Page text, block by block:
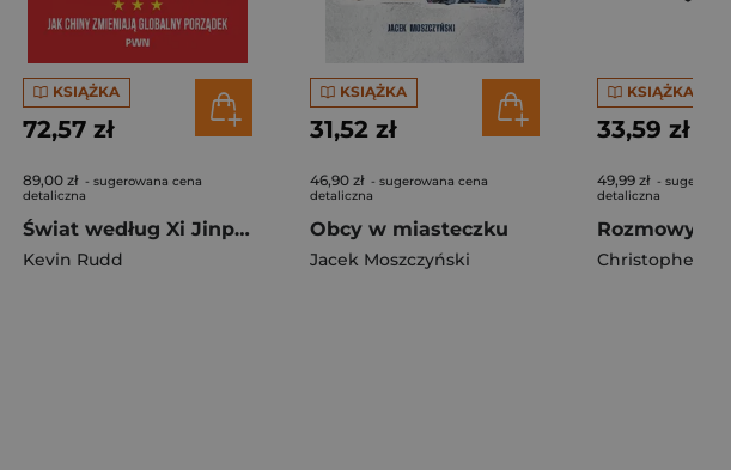
KSIĄŻKA
72,57 zł
89,00 zł - sugerowana cena
detaliczna
Świat według Xi Jinpinga. Jak Chiny zmieniają globalny porządek
Kevin Rudd
KSIĄŻKA
31,52 zł
46,90 zł - sugerowana cena
detaliczna
Obcy w miasteczku
Jacek Moszczyński
KSIĄŻKA
33,59 zł
49,99 zł -
detaliczna
Christopher